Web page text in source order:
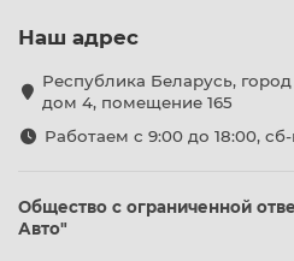
Наш адрес
Республика Беларусь,
дом 4, помещение 165
Работаем с 9:00 до 18:00,
Общество с ограниченной
Авто"